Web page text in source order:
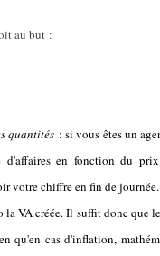
au but :
quantités : si vous êtes un
en fonction du
votre chiffre en fin de
la VA créée. Il suffit donc que
qu'en cas d'inflation,